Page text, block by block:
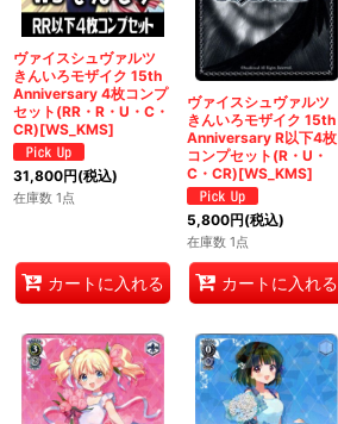
ヴァイスシュヴァルツ
きんいろモザイク 15th
Anniversary 4枚コンプ
セット(RR・R・U・C・
CR)[WS_KMS]
31,800円(税込)
在庫数 1点
カートに入れる
ヴァイスシュヴァルツ
きんいろモザイク 15th
Anniversary R以下4枚
コンプセット(R・U・
C・CR)[WS_KMS]
5,800円(税込)
在庫数 1点
カートに入れる